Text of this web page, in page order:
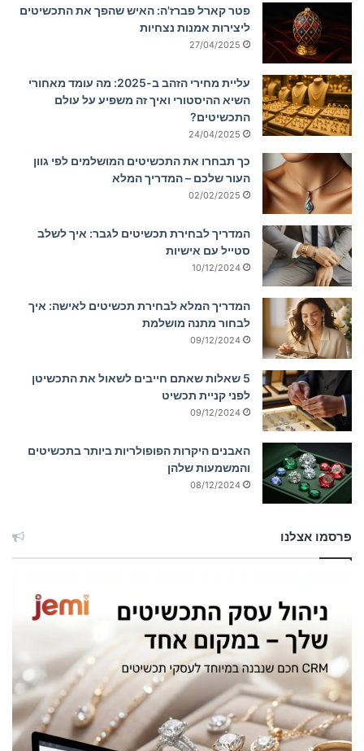
פטר קארל פברז'ה: האיש שהפך את התכשיטים
ליצירות אמנות נצחיות
27/04/2025
עליית מחירי הזהב ב-2025: מה עומד מאחורי
השיא ההיסטורי ואיך זה משפיע על עולם
התכשיטים?
24/04/2025
כך תבחרו את התכשיטים המושלמים לפי גוון
העור שלכם – המדריך המלא
02/02/2025
המדריך לבחירת תכשיטים לגבר: איך לשלב
סטייל עם אישיות
10/12/2024
המדריך המלא לבחירת תכשיטים לאישה: איך
לבחור מתנה מושלמת
09/12/2024
5 שאלות שאתם חייבים לשאול את התכשיטן
לפני קניית תכשיט
09/12/2024
האבנים היקרות הפופולריות ביותר בתכשיטים
והמשמעות שלהן
08/12/2024
פרסמו אצלנו